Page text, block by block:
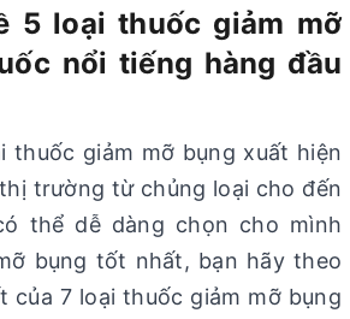
5 loại thuốc giảm mỡ
nổi tiếng hàng đầu
thuốc giảm mỡ bụng xuất hiện
trường từ chủng loại cho đến
thể dễ dàng chọn cho mình
bụng tốt nhất, bạn hãy theo
của 7 loại thuốc giảm mỡ bụng